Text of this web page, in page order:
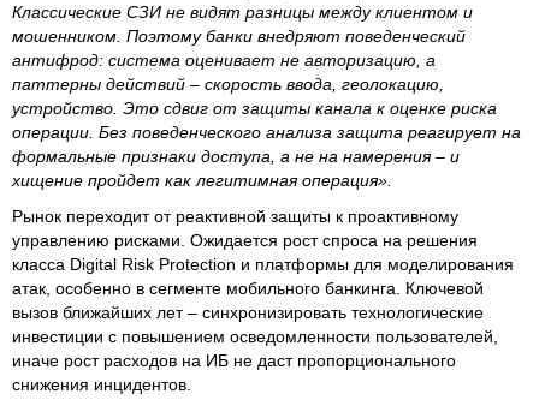
Классические СЗИ не видят разницы между клиентом и
мошенником. Поэтому банки внедряют поведенческий
антифрод: система оценивает не авторизацию, а
паттерны действий – скорость ввода, геолокацию,
устройство. Это сдвиг от защиты канала к оценке риска
операции. Без поведенческого анализа защита реагирует на
формальные признаки доступа, а не на намерения – и
хищение пройдет как легитимная операция».
Рынок переходит от реактивной защиты к проактивному
управлению рисками. Ожидается рост спроса на решения
класса Digital Risk Protection и платформы для моделирования
атак, особенно в сегменте мобильного банкинга. Ключевой
вызов ближайших лет – синхронизировать технологические
инвестиции с повышением осведомленности пользователей,
иначе рост расходов на ИБ не даст пропорционального
снижения инцидентов.